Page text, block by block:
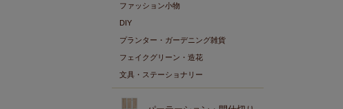
ファッション小物
DIY
プランター・ガーデニング雑貨
フェイクグリーン・造花
文具・ステーショナリー